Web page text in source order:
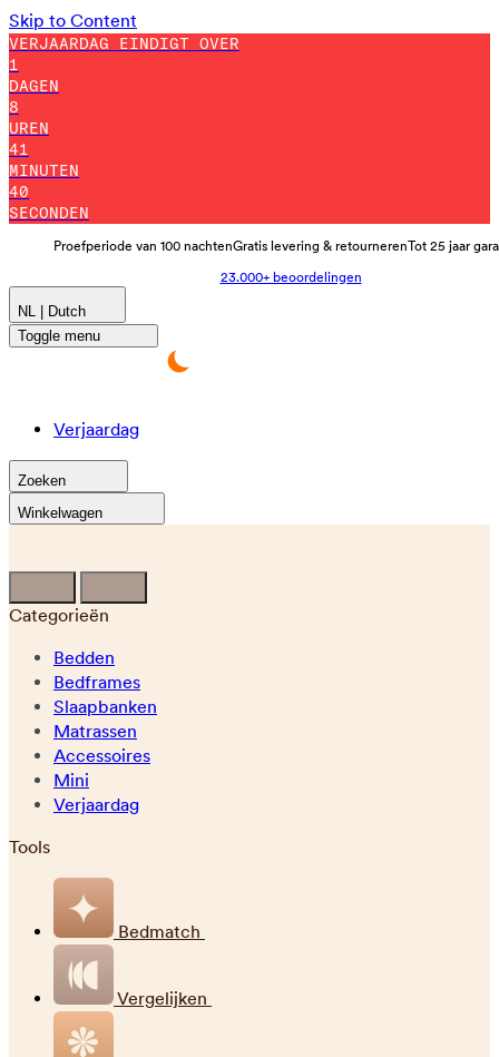
Skip to Content
VERJAARDAG EINDIGT OVER
1
DAGEN
8
UREN
41
MINUTEN
30
SECONDEN
Proefperiode van 100 nachtenGratis levering & retournerenTot 25 jaar
23.000+ beoordelingen
NL | Dutch
Toggle menu
Verjaardag
Zoeken
Winkelwagen
Categorieën
Bedden
Bedframes
Slaapbanken
Matrassen
Accessoires
Mini
Verjaardag
Tools
Bedmatch
Vergelijken